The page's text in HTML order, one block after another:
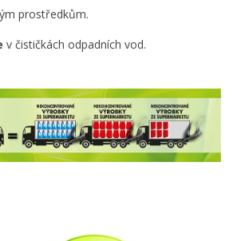
prostředkům.
v čističkách odpadních vod.